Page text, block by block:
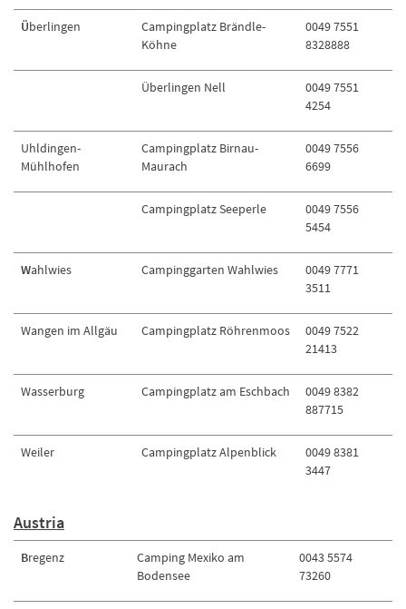
Überlingen
Campingplatz Brändle-
Köhne
0049 7551
8328888
Überlingen Nell
0049 7551
4254
Uhldingen-
Mühlhofen
Campingplatz Birnau-
Maurach
0049 7556
6699
Campingplatz Seeperle
0049 7556
5454
Wahlwies Campinggarten Wahlwies
0049 7771
3511
Wangen im Allgäu Campingplatz Röhrenmoos
0049 7522
21413
Wasserburg Campingplatz am Eschbach
0049 8382
887715
Weiler Campingplatz Alpenblick
0049 8381
3447
Austria
Bregenz
Camping Mexiko am
Bodensee
0043 5574
73260